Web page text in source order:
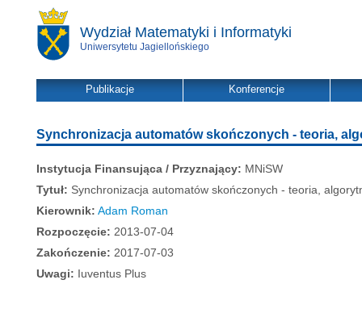
Wydział Matematyki i Informatyki
Uniwersytetu Jagiellońskiego
Publikacje Konferencje
Synchronizacja automatów skończonych - teoria,
Instytucja Finansująca / Przyznający: MNiSW
Tytuł: Synchronizacja automatów skończonych - teoria,
Kierownik: Adam Roman
Rozpoczęcie: 2013-07-04
Zakończenie: 2017-07-03
Uwagi: Iuventus Plus